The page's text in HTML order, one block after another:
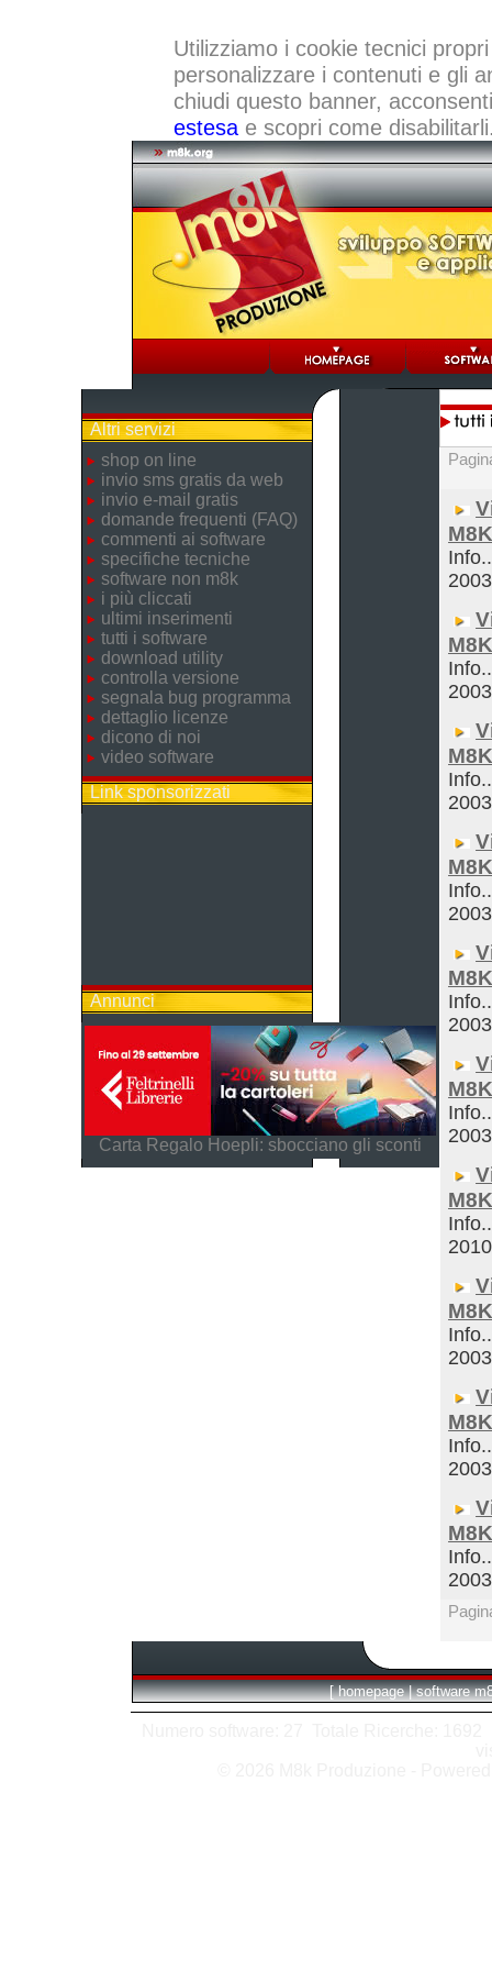
Utilizziamo i cookie tecnici
personalizzare i contenuti e gli
chiudi questo banner,
estesae scopri come
Altri servizi
shop on line
invio sms gratis da web
invio e-mail gratis
domande frequenti (FAQ)
commenti ai software
specifiche tecniche
software non m8k
i più cliccati
ultimi inserimenti
tutti i software
download utility
controlla versione
segnala bug programma
dettaglio licenze
dicono di noi
video software
Link sponsorizzati
Annunci
Carta Regalo Hoepli: sbocciano gli sconti
2003
2003
2003
2003
2003
2003
2010
2003
2003
2003
[ homepage | software